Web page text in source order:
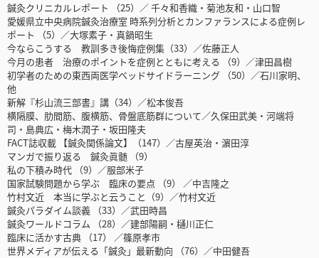
鍼灸クリニカルレポート （25）／ 千々和香織・菊池友和・山口智
愛媛県立中央病院鍼灸治療室 時系列分析とカンファランスによる症例レ
ポート （5）／大塚素子・真鍋昭生
今ならこうする 教訓多き後悔症例集（33）／佐藤正人
今月の患者 治療のポイントを症例とともに考える （9）／津田昌樹
初学者のための東西両医学ベッドサイドラーニング （50）／石川家明、
他
新解『杉山流三部書』講（34）／松本俊吾
横隔膜、肋間筋、腹横筋、骨盤底筋群について／久保田武美・河端将
司・島典広・梅木潤子・坂田隆夫
FACT誌収載 【鍼灸関係論文】（147）／古屋英治・濵田淳
マンガで振り返る 鍼灸眞髄 （9）
私の下積み時代 （9）／服部米子
国家試験問題から学ぶ 臨床の要点 （9） ／中吉隆之
竹村文近 本当に学ぶと云うこと（9）／竹村文近
鍼灸パラダイム談義 （33）／武田時昌
鍼灸ワールドコラム （28）／建部陽嗣・樋川正仁
臨床に活かす古典 （17） ／篠原孝市
世界メディアが伝える「鍼灸」最新動向 （76）／中田健吾